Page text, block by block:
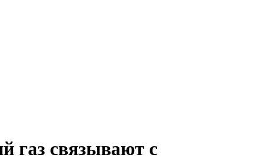
газ связывают с